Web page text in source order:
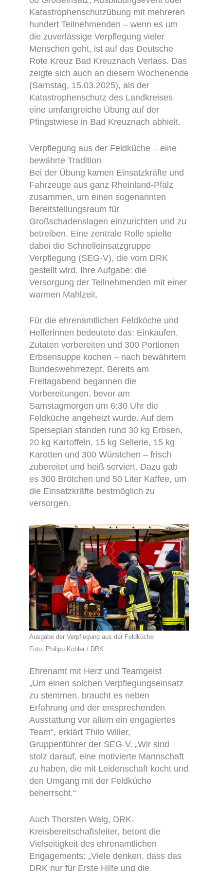
Katastrophenschutzübung mit mehreren
hundert Teilnehmenden – wenn es um
die zuverlässige Verpflegung vieler
Menschen geht, ist auf das Deutsche
Rote Kreuz Bad Kreuznach Verlass. Das
zeigte sich auch an diesem Wochenende
(Samstag, 15.03.2025), als der
Katastrophenschutz des Landkreises
eine umfangreiche Übung auf der
Pfingstwiese in Bad Kreuznach abhielt.
Verpflegung aus der Feldküche – eine
bewährte Tradition
Bei der Übung kamen Einsatzkräfte und
Fahrzeuge aus ganz Rheinland-Pfalz
zusammen, um einen sogenannten
Bereitstellungsraum für
Großschadenslagen einzurichten und zu
betreiben. Eine zentrale Rolle spielte
dabei die Schnelleinsatzgruppe
Verpflegung (SEG-V), die vom DRK
gestellt wird. Ihre Aufgabe: die
Versorgung der Teilnehmenden mit einer
warmen Mahlzeit.
Für die ehrenamtlichen Feldköche und
Helferinnen bedeutete das: Einkaufen,
Zutaten vorbereiten und 300 Portionen
Erbsensuppe kochen – nach bewährtem
Bundeswehrrezept. Bereits am
Freitagabend begannen die
Vorbereitungen, bevor am
Samstagmorgen um 6:30 Uhr die
Feldküche angeheizt wurde. Auf dem
Speiseplan standen rund 30 kg Erbsen,
20 kg Kartoffeln, 15 kg Sellerie, 15 kg
Karotten und 300 Würstchen – frisch
zubereitet und heiß serviert. Dazu gab
es 300 Brötchen und 50 Liter Kaffee, um
die Einsatzkräfte bestmöglich zu
versorgen.
Ausgabe der Verpflegung aus der Feldküche
Foto: Philipp Köhler / DRK
Ehrenamt mit Herz und Teamgeist
„Um einen solchen Verpflegungseinsatz
zu stemmen, braucht es neben
Erfahrung und der entsprechenden
Ausstattung vor allem ein engagiertes
Team“, erklärt Thilo Willer,
Gruppenführer der SEG-V. „Wir sind
stolz darauf, eine motivierte Mannschaft
zu haben, die mit Leidenschaft kocht und
den Umgang mit der Feldküche
beherrscht.“
Auch Thorsten Walg, DRK-
Kreisbereitschaftsleiter, betont die
Vielseitigkeit des ehrenamtlichen
Engagements: „Viele denken, dass das
DRK nur für Erste Hilfe und die